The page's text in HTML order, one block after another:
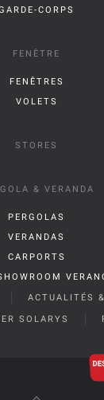
CORPS
FENÊTRE
FENÊTRES
VOLETS
STORES
& VERANDA
PERGOLAS
VERANDAS
CARPORTS
ACTUALITÉS
SOLARYS